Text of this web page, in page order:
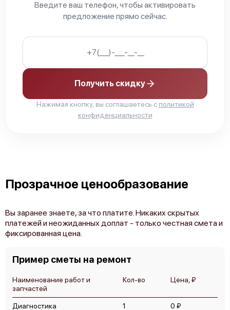
Canon imagePROGRAF iPF PRO-4100
Canon imagePROGRAF iPF PRO-2100
Canon imagePROGRAF TA-20
Введите ваш телефон, чтобы активировать
предложение прямо сейчас.
Получить скидку
Нажимая кнопку, вы соглашаетесь с политикой
конфиденциальности
Прозрачное ценообразование
Вы заранее знаете, за что платите. Никаких скрытых
платежей и неожиданных доплат - только честная смета и
фиксированная цена.
Пример сметы на ремонт
Наименование работ и
запчастей
Кол-во Цена, ₽
Диагностика 1 0 ₽